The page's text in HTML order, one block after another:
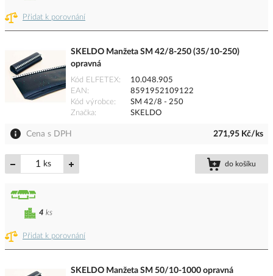
Přidat k porovnání
SKELDO Manžeta SM 42/8-250 (35/10-250)
opravná
Kód ELFETEX
10.048.905
EAN
8591952109122
Kód výrobce
SM 42/8 - 250
Značka
SKELDO
Cena s DPH 271,95 Kč/ks
ks do košíku
Přidat k porovnání
4 ks
SKELDO Manžeta SM 50/10-1000 opravná